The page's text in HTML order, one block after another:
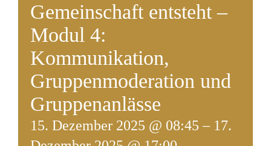
Gemeinschaft entsteht –
Modul 4:
Kommunikation,
Gruppenmoderation und
Gruppenanlässe
15. Dezember 2025 @ 08:45 – 17.